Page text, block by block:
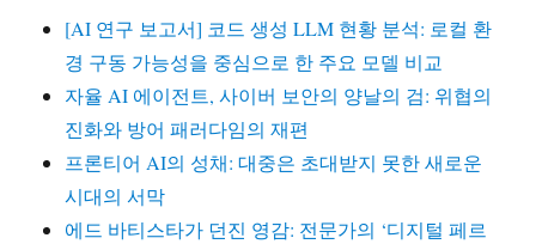
[AI 연구 보고서] 코드 생성 LLM 현황 분석: 로컬 환
경 구동 가능성을 중심으로 한 주요 모델 비교
자율 AI 에이전트, 사이버 보안의 양날의 검: 위협의
진화와 방어 패러다임의 재편
프론티어 AI의 성채: 대중은 초대받지 못한 새로운
시대의 서막
에드 바티스타가 던진 영감: 전문가의 ‘디지털 페르